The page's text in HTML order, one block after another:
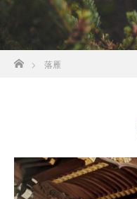
ホーム
落雁